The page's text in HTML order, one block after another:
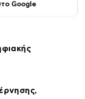
Google